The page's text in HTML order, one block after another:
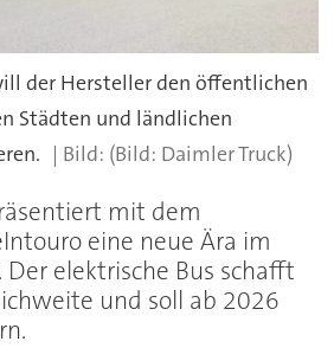
der Hersteller den öffentlichen
Städten und ländlichen
(Bild: Daimler Truck)
mit dem
eine neue Ära im
Der elektrische Bus schafft
und soll ab 2026